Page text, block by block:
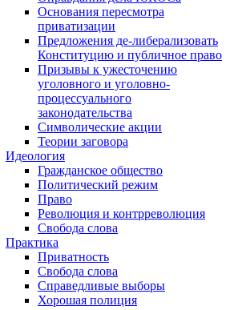
Основания пересмотра
приватизации
Предложения де-либерализовать
Конституцию и публичное право
Призывы к ужесточению
уголовного и уголовно-
процессуального
законодательства
Символические акции
Теории заговора
Идеология
Гражданское общество
Политический режим
Право
Революция и контрреволюция
Свобода слова
Практика
Приватность
Свобода слова
Справедливые выборы
Хорошая полиция